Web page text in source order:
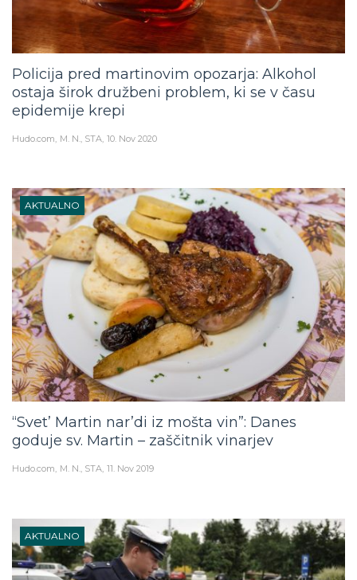
Policija pred martinovim opozarja: Alkohol
ostaja širok družbeni problem, ki se v času
epidemije krepi
Hudo.com M. N., STA 10. Nov 2020
AKTUALNO
“Svet’ Martin nar’di iz mošta vin”: Danes
goduje sv. Martin – zaščitnik vinarjev
Hudo.com M. N., STA 11. Nov 2019
AKTUALNO